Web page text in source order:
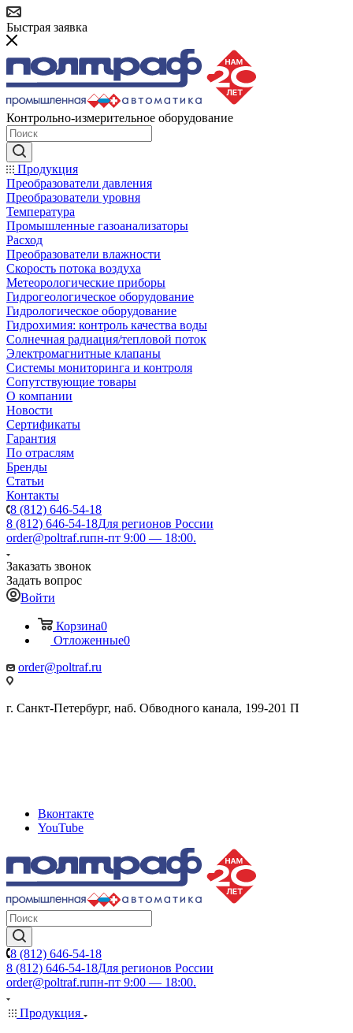
Быстрая заявка
Контрольно-измерительное оборудование
Продукция
Преобразователи давления
Преобразователи уровня
Температура
Промышленные газоанализаторы
Расход
Преобразователи влажности
Скорость потока воздуха
Метеорологические приборы
Гидрогеологическое оборудование
Гидрологическое оборудование
Гидрохимия: контроль качества воды
Солнечная радиация/тепловой поток
Электромагнитные клапаны
Системы мониторинга и контроля
Сопутствующие товары
О компании
Новости
Сертификаты
Гарантия
По отраслям
Бренды
Статьи
Контакты
8 (812) 646-54-18
8 (812) 646-54-18Для регионов России
order@poltraf.ruпн-пт 9:00 — 18:00.
Заказать звонок
Задать вопрос
Войти
Корзина0
Отложенные0
order@poltraf.ru
г. Санкт-Петербург, наб. Обводного канала, 199-201 П
Вконтакте
YouTube
8 (812) 646-54-18
8 (812) 646-54-18Для регионов России
order@poltraf.ruпн-пт 9:00 — 18:00.
Продукция